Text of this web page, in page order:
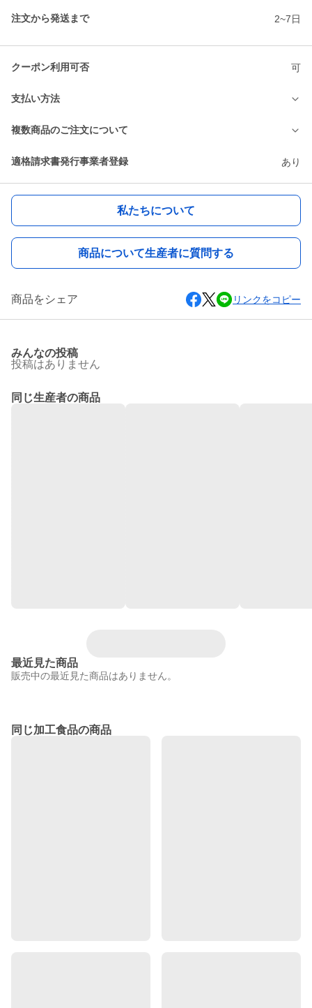
注文から発送まで 2~7日
クーポン利用可否 可
支払い方法
複数商品のご注文について
適格請求書発行事業者登録 あり
私たちについて
商品について生産者に質問する
商品をシェア リンクをコピー
みんなの投稿
投稿はありません
同じ生産者の商品
最近見た商品
販売中の最近見た商品はありません。
同じ加工食品の商品